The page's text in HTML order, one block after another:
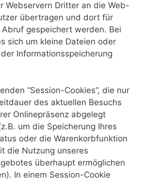
Webservern Dritter an die Web-
übertragen und dort für
gespeichert werden. Bei
sich um kleine Dateien oder
Informationsspeicherung
“Session-Cookies”, die nur
des aktuellen Besuchs
Onlinepräsenz abgelegt
um die Speicherung Ihres
oder die Warenkorbfunktion
die Nutzung unseres
überhaupt ermöglichen
In einem Session-Cookie